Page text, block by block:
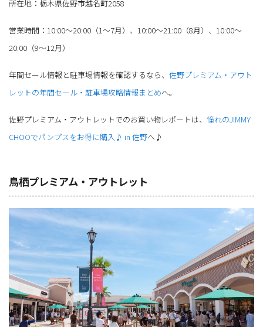
所在地：栃木県佐野市越名町2058
営業時間：10:00～20:00（1～7月）、10:00～21:00（8月）、10:00～
20:00（9～12月）
年間セール情報と駐車場情報を確認するなら、 佐野プレミアム・アウト
レットの年間セール・駐車場攻略情報まとめへ。
佐野プレミアム・アウトレットでのお買い物レポートは、 憧れのJIMMY
CHOOでパンプスをお得に購入♪ in 佐野へ♪
鳥栖プレミアム・アウトレット